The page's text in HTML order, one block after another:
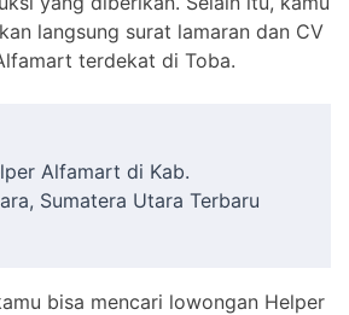
langsung surat lamaran dan CV
terdekat di Toba.
Alfamart di Kab.
Sumatera Utara Terbaru
bisa mencari lowongan Helper